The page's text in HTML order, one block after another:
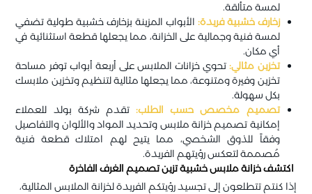
لمسة متألقة.
زخارف خشبية فريدة: الأبواب المزينة بزخارف خشبية طولية تضفي
لمسة فنية وجمالية على الخزانة، مما يجعلها قطعة استثنائية في
أي مكان.
تخزين مثالي: تحوي خزانات الملابس على أربعة أبواب توفر مساحة
تخزين وفيرة ومتنوعة، مما يجعلها مثالية لتنظيم وتخزين ملابسك
بكل سهولة.
تصميم مخصص حسب الطلب: تقدم شركة بولد للعملاء
إمكانية تصميم خزانة ملابس وتحديد المواد والألوان والتفاصيل
وفقاً للذوق الشخصي، مما يتيح لهم امتلاك قطعة فنية
مُصممة لتعكس رؤيتهم الفريدة.
اكتشف خزانة ملابس خشبية تزين تصميم الغرف الفاخرة
إذا كنتم تتطلعون إلى تجسيد رؤيتكم الفريدة لخزانة الملابس المثالية،